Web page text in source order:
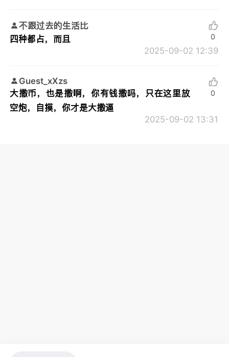
不跟过去的生活比
四种都占，而且
2025-09-02 12:39
0
Guest_xXzs
大撒币，也是撒啊，你有钱撒吗，只在这里放
空炮，自摸，你才是大撒逼
2025-09-02 13:31
0